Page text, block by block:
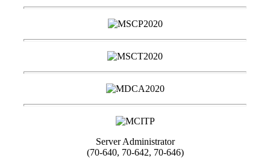
Server Administrator
(70-640, 70-642, 70-646)